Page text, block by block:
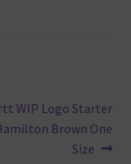
WIP Logo Starter
Brown One
Size